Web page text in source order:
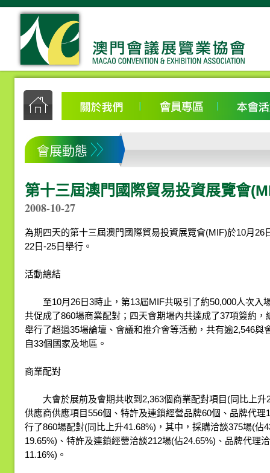
會展動態
第十三屆澳門國際貿易投資展覽會
2008-10-27
為期四天的第十三屆澳門國際貿易投資展覽會(MIF)於10月26
22日-25日舉行。
活動總結
至10月26日3時止，第13屆MIF共吸引了約50,000人次入
共促成了860場商業配對；四天會期場內共達成了37項簽約
舉行了超過35場論壇、會議和推介會等活動，共有逾2,546
自33個國家及地區。
商業配對
大會於展前及會期共收到2,363個商業配對項目(同比上升
供應商供應項目556個、特許及連鎖經營品牌60個、品牌代
行了860場配對(同比上升41.68%)，其中，採購洽談375場(佔
19.65%)、特許及連鎖經營洽談212場(佔24.65%)、品牌代理
11.16%)。